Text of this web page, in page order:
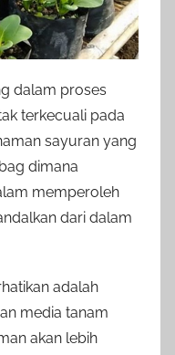
dalam proses
terkecuali pada
sayuran yang
dimana
memperoleh
dari dalam
adalah
media tanam
akan lebih